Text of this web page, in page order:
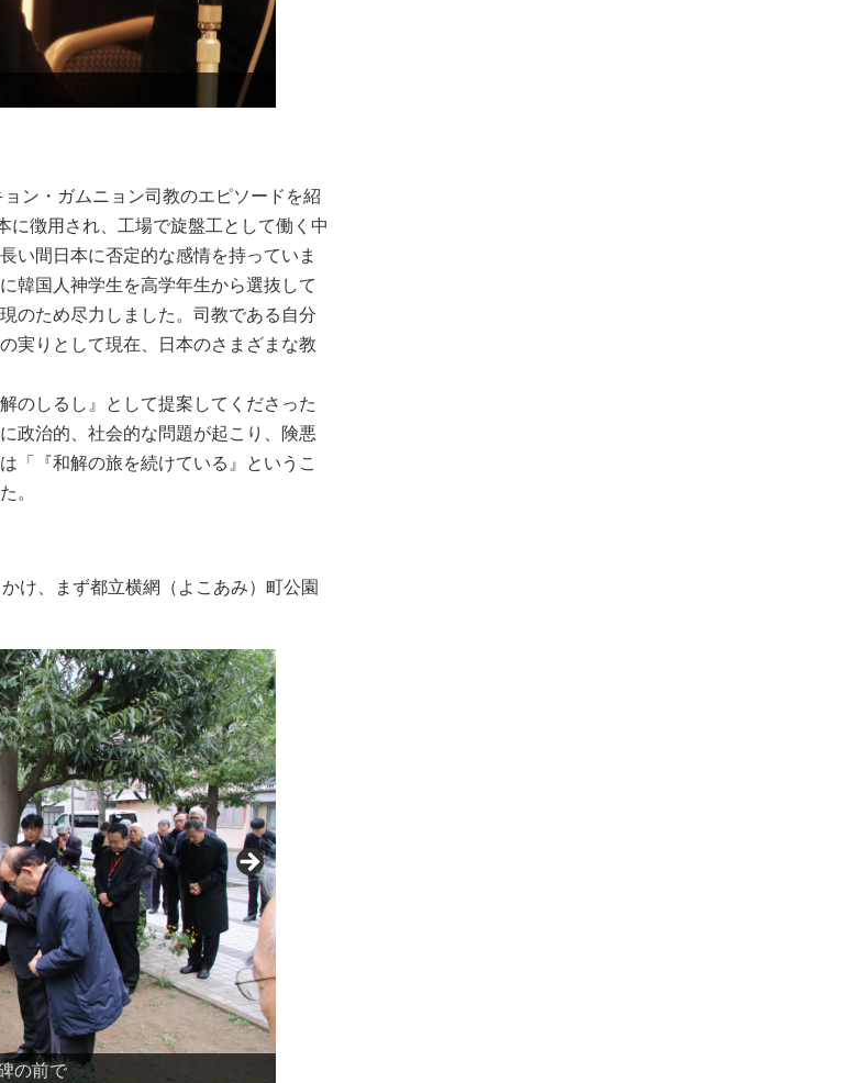
ン・ガムニョン司教のエピソードを紹
に徴用され、工場で旋盤工として働く中
い間日本に否定的な感情を持っていま
韓国人神学生を高学年生から選抜して
のため尽力しました。司教である自分
実りとして現在、日本のさまざまな教
のしるし』として提案してくださった
政治的、社会的な問題が起こり、険悪
「『和解の旅を続けている』というこ
。
け、まず都立横網（よこあみ）町公園
の前で